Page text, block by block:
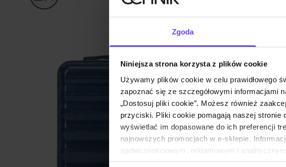
Zgoda
Niniejsza strona korzysta z plików cookie
Używamy plików cookie w celu prawidłowego
zapoznać się ze szczegółowymi informacjami
„Dostosuj pliki cookie”. Możesz również
przyciski. Pliki cookie pomagają naszej stronie
wyświetlać im dopasowane do ich preferencji
najnowszych promocjach w e-sklepie.
społecznościowym, reklamowym i
od Ciebie lub uzyskanymi podczas korzystania